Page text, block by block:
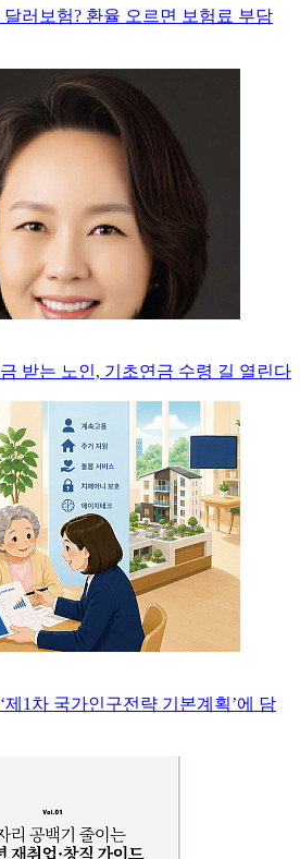
러보험? 환율 오르면 보험료 부담
받는 노인, 기초연금 수령 길 열린다
제1차 국가인구전략 기본계획’에 담